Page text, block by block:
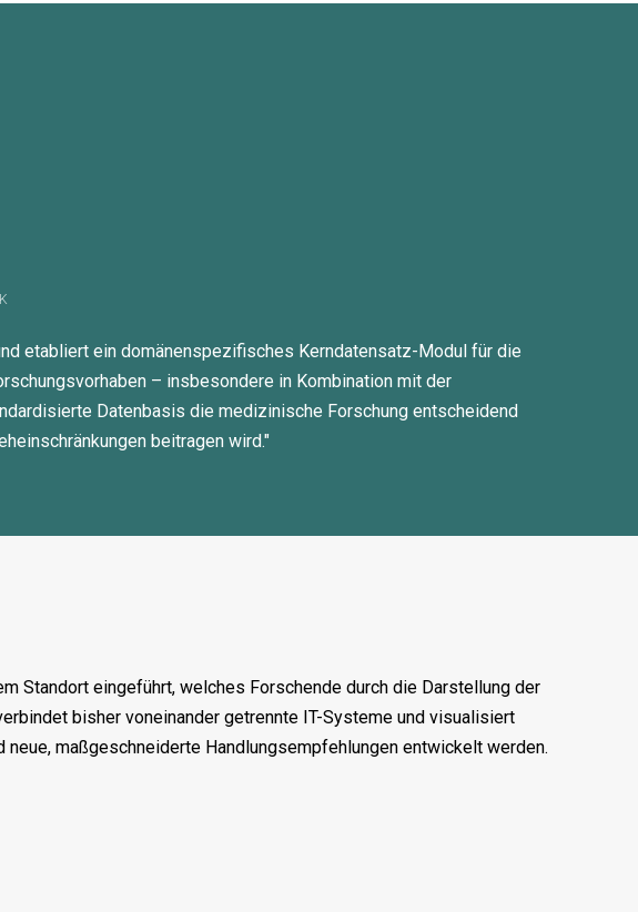
etabliert ein domänenspezifisches Kerndatensatz-Modul für die
– insbesondere in Kombination mit der
Datenbasis die medizinische Forschung entscheidend
beitragen wird."
Standort eingeführt, welches Forschende durch die Darstellung der
bisher voneinander getrennte IT-Systeme und visualisiert
maßgeschneiderte Handlungsempfehlungen entwickelt werden.